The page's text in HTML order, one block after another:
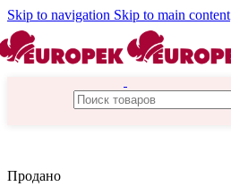
Skip to navigation Skip to main content
Продано